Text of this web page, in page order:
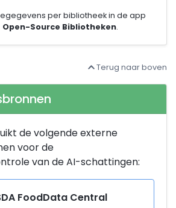
per bibliotheek in de app
Source Bibliotheken.
Terug naar boven
de volgende externe
voor de
van de AI-schattingen:
FoodData Central